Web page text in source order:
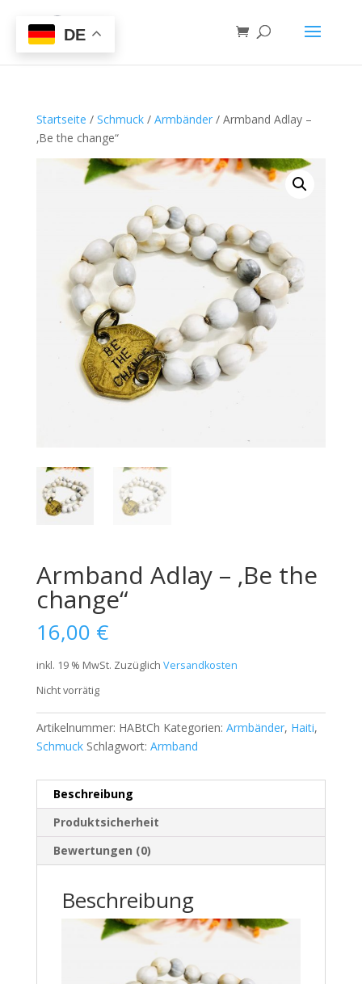
Startseite / Schmuck/ Armbänder/ Armband Adlay –
‚Be the change“
Armband Adlay – ‚Be the
change“
16,00 €
inkl. 19 % MwSt. Zuzüglich Versandkosten
Nicht vorrätig
Artikelnummer: HABtCh Kategorien: Armbänder, Haiti,
Schmuck Schlagwort: Armband
Beschreibung
Produktsicherheit
Bewertungen (0)
Beschreibung
DE